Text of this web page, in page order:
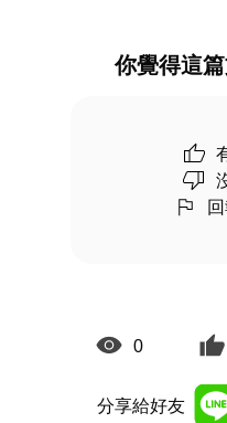
你覺得這
0
分享給好友